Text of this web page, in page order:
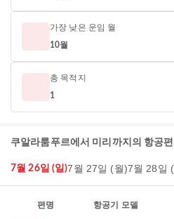
가장 낮은 운임 월
10월
총 목적지
1
쿠알라룸푸르에서 미리까지의 항공
7월 26일 (일)7월 27일 (월)7월 28일
편명 항공기 모델